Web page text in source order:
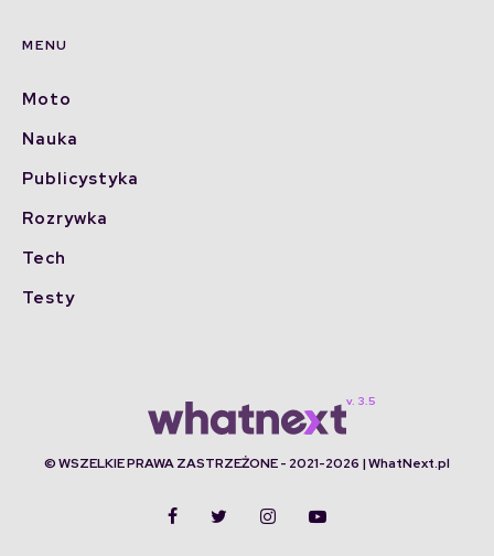
MENU
Moto
Nauka
Publicystyka
Rozrywka
Tech
Testy
© WSZELKIE PRAWA ZASTRZEŻONE - 2021-2026 | WhatNext.pl